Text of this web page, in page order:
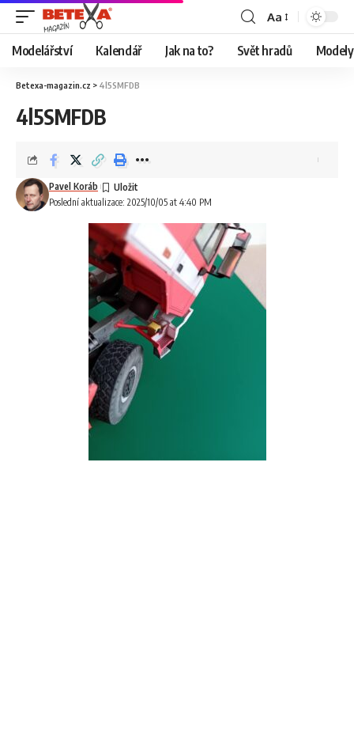
Aa
Modelářství Kalendář Jak na to? Svět hradů
Betexa-magazin.cz > 4l5SMFDB
4l5SMFDB
Poslední aktualizace: 2025/10/05 at 4:40 PM
Pavel Koráb